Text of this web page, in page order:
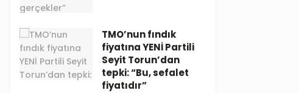
TMO’nun fındık
fiyatına YENİ Partili
Seyit Torun’dan
tepki: “Bu, sefalet
fiyatıdır”